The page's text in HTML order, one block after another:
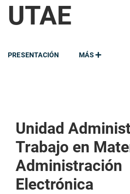
UTAE
MÁS
PRESENTACIÓN
Unidad
Trabajo en
Administración
Electrónica